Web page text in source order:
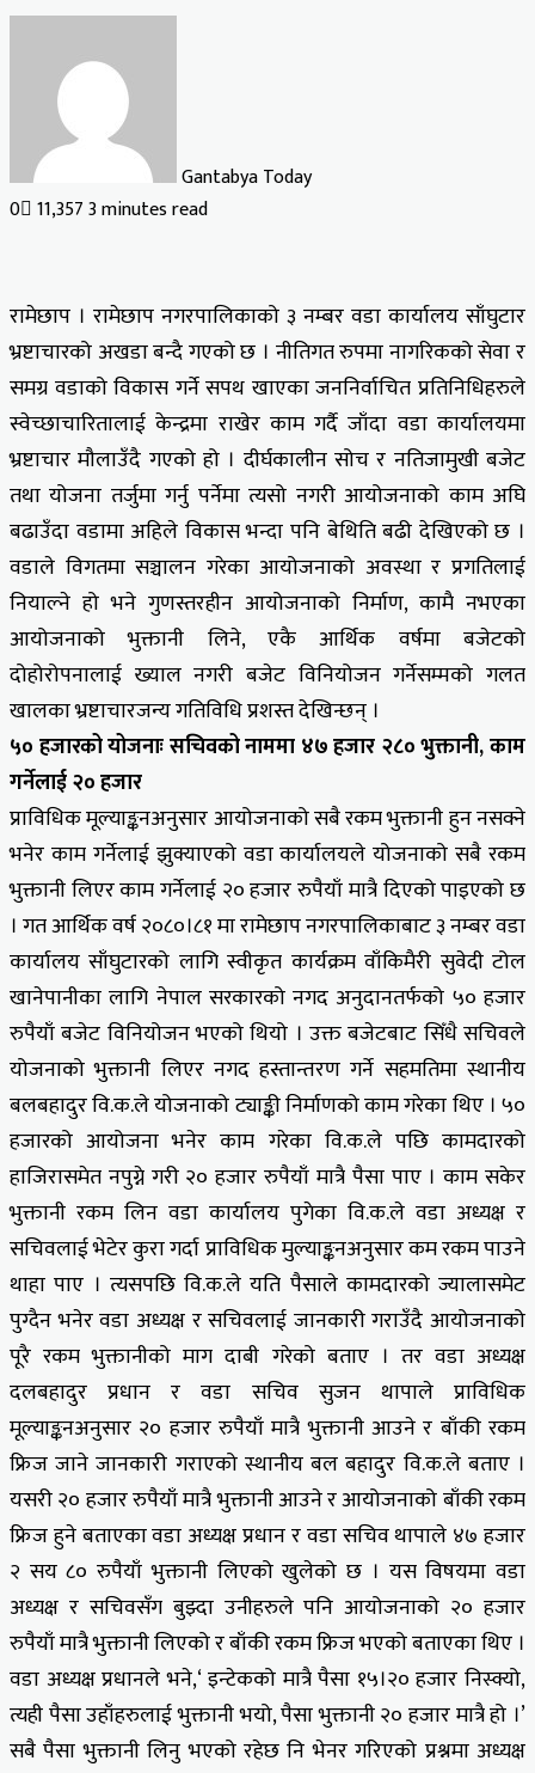
Gantabya Today
0 11,3573 minutes read
रामेछाप । रामेछाप नगरपालिकाको ३ नम्बर वडा कार्यालय साँघुटार
भ्रष्टाचारको अखडा बन्दै गएको छ । नीतिगत रुपमा नागरिकको सेवा र
समग्र वडाको विकास गर्ने सपथ खाएका जननिर्वाचित प्रतिनिधिहरुले
स्वेच्छाचारितालाई केन्द्रमा राखेर काम गर्दै जाँदा वडा कार्यालयमा
भ्रष्टाचार मौलाउँदै गएको हो । दीर्घकालीन सोच र नतिजामुखी बजेट
तथा योजना तर्जुमा गर्नु पर्नेमा त्यसो नगरी आयोजनाको काम अघि
बढाउँदा वडामा अहिले विकास भन्दा पनि बेथिति बढी देखिएको छ ।
वडाले विगतमा सञ्चालन गरेका आयोजनाको अवस्था र प्रगतिलाई
नियाल्ने हो भने गुणस्तरहीन आयोजनाको निर्माण, कामै नभएका
आयोजनाको भुक्तानी लिने, एकै आर्थिक वर्षमा बजेटको
दोहोरोपनालाई ख्याल नगरी बजेट विनियोजन गर्नेसम्मको गलत
खालका भ्रष्टाचारजन्य गतिविधि प्रशस्त देखिन्छन् ।
५० हजारको योजनाः सचिवको नाममा ४७ हजार २८० भुक्तानी, काम
गर्नेलाई २० हजार
प्राविधिक मूल्याङ्कनअनुसार आयोजनाको सबै रकम भुक्तानी हुन नसक्ने
भनेर काम गर्नेलाई झुक्याएको वडा कार्यालयले योजनाको सबै रकम
भुक्तानी लिएर काम गर्नेलाई २० हजार रुपैयाँ मात्रै दिएको पाइएको छ
। गत आर्थिक वर्ष २०८०।८१ मा रामेछाप नगरपालिकाबाट ३ नम्बर वडा
कार्यालय साँघुटारको लागि स्वीकृत कार्यक्रम वाँकिमैरी सुवेदी टोल
खानेपानीका लागि नेपाल सरकारको नगद अनुदानतर्फको ५० हजार
रुपैयाँ बजेट विनियोजन भएको थियो । उक्त बजेटबाट सिँधै सचिवले
योजनाको भुक्तानी लिएर नगद हस्तान्तरण गर्ने सहमतिमा स्थानीय
बलबहादुर वि.क.ले योजनाको ट्याङ्की निर्माणको काम गरेका थिए । ५०
हजारको आयोजना भनेर काम गरेका वि.क.ले पछि कामदारको
हाजिरासमेत नपुग्ने गरी २० हजार रुपैयाँ मात्रै पैसा पाए । काम सकेर
भुक्तानी रकम लिन वडा कार्यालय पुगेका वि.क.ले वडा अध्यक्ष र
सचिवलाई भेटेर कुरा गर्दा प्राविधिक मुल्याङ्कनअनुसार कम रकम पाउने
थाहा पाए । त्यसपछि वि.क.ले यति पैसाले कामदारको ज्यालासमेट
पुग्दैन भनेर वडा अध्यक्ष र सचिवलाई जानकारी गराउँदै आयोजनाको
पूरै रकम भुक्तानीको माग दाबी गरेको बताए । तर वडा अध्यक्ष
दलबहादुर प्रधान र वडा सचिव सुजन थापाले प्राविधिक
मूल्याङ्कनअनुसार २० हजार रुपैयाँ मात्रै भुक्तानी आउने र बाँकी रकम
फ्रिज जाने जानकारी गराएको स्थानीय बल बहादुर वि.क.ले बताए ।
यसरी २० हजार रुपैयाँ मात्रै भुक्तानी आउने र आयोजनाको बाँकी रकम
फ्रिज हुने बताएका वडा अध्यक्ष प्रधान र वडा सचिव थापाले ४७ हजार
२ सय ८० रुपैयाँ भुक्तानी लिएको खुलेको छ । यस विषयमा वडा
अध्यक्ष र सचिवसँग बुझ्दा उनीहरुले पनि आयोजनाको २० हजार
रुपैयाँ मात्रै भुक्तानी लिएको र बाँकी रकम फ्रिज भएको बताएका थिए ।
वडा अध्यक्ष प्रधानले भने,‘ इन्टेकको मात्रै पैसा १५।२० हजार निस्क्यो,
त्यही पैसा उहाँहरुलाई भुक्तानी भयो, पैसा भुक्तानी २० हजार मात्रै हो ।’
सबै पैसा भुक्तानी लिनु भएको रहेछ नि भेनर गरिएको प्रश्नमा अध्यक्ष